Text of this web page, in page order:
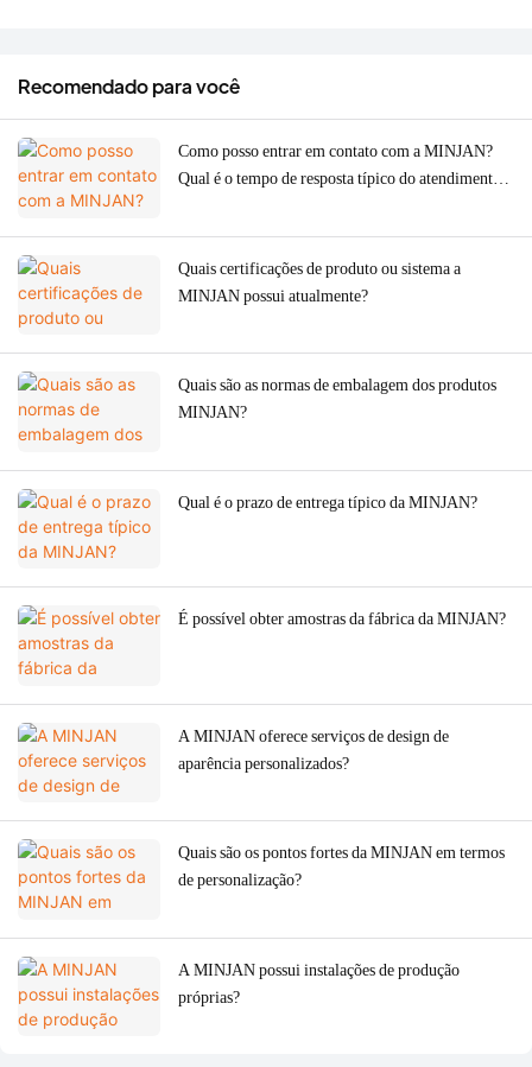
Recomendado para você
Como posso entrar em contato com a MINJAN?
Qual é o tempo de resposta típico do atendimento
Quais certificações de produto ou sistema a
MINJAN possui atualmente?
Quais são as normas de embalagem dos produtos
MINJAN?
Qual é o prazo de entrega típico da MINJAN?
É possível obter amostras da fábrica da MINJAN?
A MINJAN oferece serviços de design de
aparência personalizados?
Quais são os pontos fortes da MINJAN em termos
de personalização?
A MINJAN possui instalações de produção
próprias?